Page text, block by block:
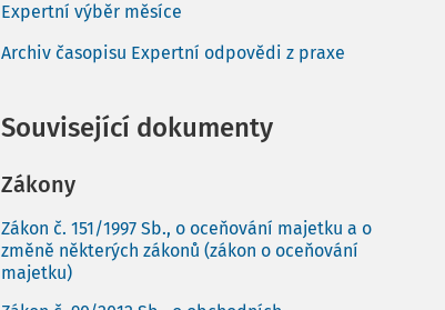
Expertní výběr měsíce
Archiv časopisu Expertní odpovědi z praxe
Související dokumenty
Zákony
Zákon č. 151/1997 Sb., o oceňování majetku a o
změně některých zákonů (zákon o oceňování
majetku)